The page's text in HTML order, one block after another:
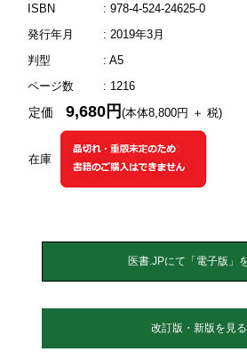
ISBN
: 978-4-524-24625-0
発行年月
: 2019年3月
判型
: A5
ページ数
: 1216
在庫
定価9,680円(本体8,800円 ＋ 税)
改訂版・新版を見る